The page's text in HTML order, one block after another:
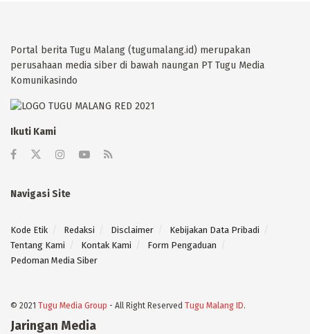
Portal berita Tugu Malang (tugumalang.id) merupakan
perusahaan media siber di bawah naungan PT Tugu Media
Komunikasindo
Ikuti Kami
Navigasi Site
Kode Etik Redaksi Disclaimer
Kebijakan Data Pribadi
Tentang Kami
Kontak Kami
Form Pengaduan
Pedoman Media Siber
© 2021 Tugu Media Group - All Right Reserved Tugu Malang ID.
Jaringan Media